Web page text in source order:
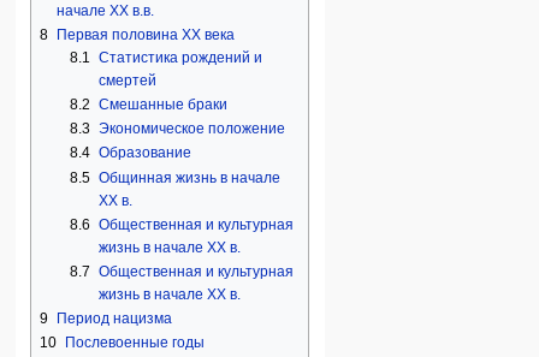
начале XX в.в.
8 Первая половина ХХ века
8.1 Статистика рождений и
смертей
8.2 Смешанные браки
8.3 Экономическое положение
8.4 Образование
8.5 Общинная жизнь в начале
ХХ в.
8.6 Общественная и культурная
жизнь в начале ХХ в.
8.7 Общественная и культурная
жизнь в начале ХХ в.
9
Период нацизма
10
Послевоенные годы